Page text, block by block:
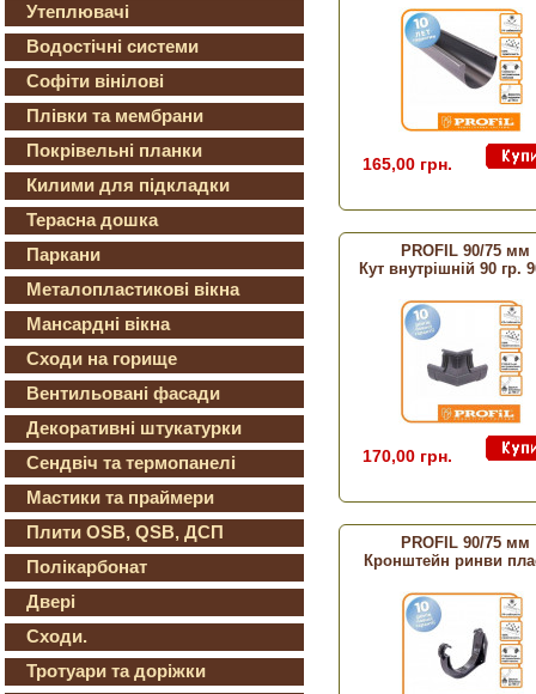
Утеплювачі
Водостічні системи
Софіти вінілові
Плівки та мембрани
Покрівельні планки
Килими для підкладки
Терасна дошка
Паркани
Металопластикові вікна
Мансардні вікна
Сходи на горище
Вентильовані фасади
Декоративні штукатурки
Сендвіч та термопанелі
Мастики та праймери
Плити OSB, QSB, ДСП
Полікарбонат
Двері
Сходи.
Тротуари та доріжки
165,00 грн.
PROFIL 90/75 мм
Кут внутрішній 90 гр.
170,00 грн.
PROFIL 90/75 мм
Кронштейн ринви